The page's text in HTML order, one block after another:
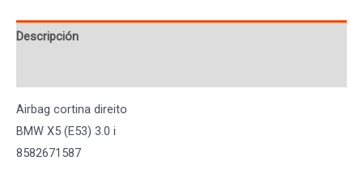
3.0
cantidad
Descripción
Airbag cortina direito
BMW X5 (E53) 3.0 i
8582671587